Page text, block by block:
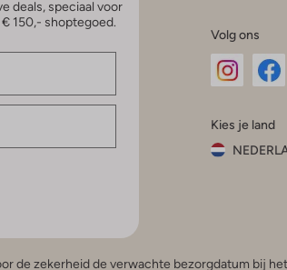
deals, speciaal voor
150,- shoptegoed.
Volg ons
Kies je land
de zekerheid de verwachte bezorgdatum bij